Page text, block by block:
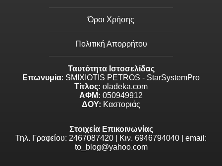
Όροι Χρήσης
Πολιτική Απορρήτου
Ταυτότητα Ιστοσελίδας
Επωνυμία: SMIXIOTIS PETROS - StarSystemPro
Τίτλος: oladeka.com
ΑΦΜ: 050949912
ΔΟΥ: Καστοριάς
Στοιχεία Επικοινωνίας
Τηλ. Γραφείου: 2467087420 | Κιν. 6946794040 | email:
to_blog@yahoo.com